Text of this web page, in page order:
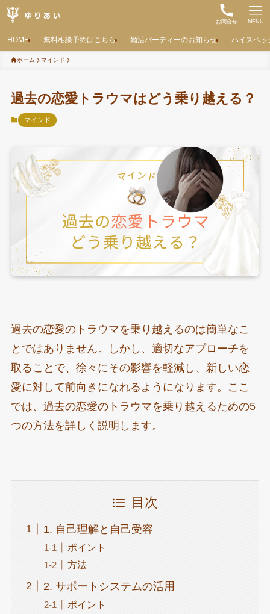
お問合せ MENU
HOME 無料相談予約はこちら 婚活パーティーのお知らせ ハイスペッ
ホーム マインド
過去の恋愛トラウマはどう乗り越える？
マインド
過去の恋愛のトラウマを乗り越えるのは簡単なこ
とではありません。しかし、適切なアプローチを
取ることで、徐々にその影響を軽減し、新しい恋
愛に対して前向きになれるようになります。ここ
では、過去の恋愛のトラウマを乗り越えるための5
つの方法を詳しく説明します。
目次
1. 自己理解と自己受容
ポイント
方法
2. サポートシステムの活用
ポイント